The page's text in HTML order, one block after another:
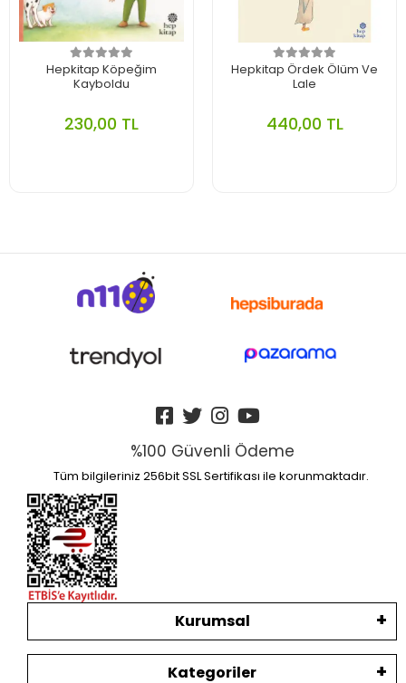
Hepkitap Köpeğim
Kayboldu
230,00 TL
Hepkitap Ördek Ölüm Ve
Lale
440,00 TL
%100 Güvenli Ödeme
Tüm bilgileriniz 256bit SSL Sertifikası ile korunmaktadır.
Kurumsal
Kategoriler